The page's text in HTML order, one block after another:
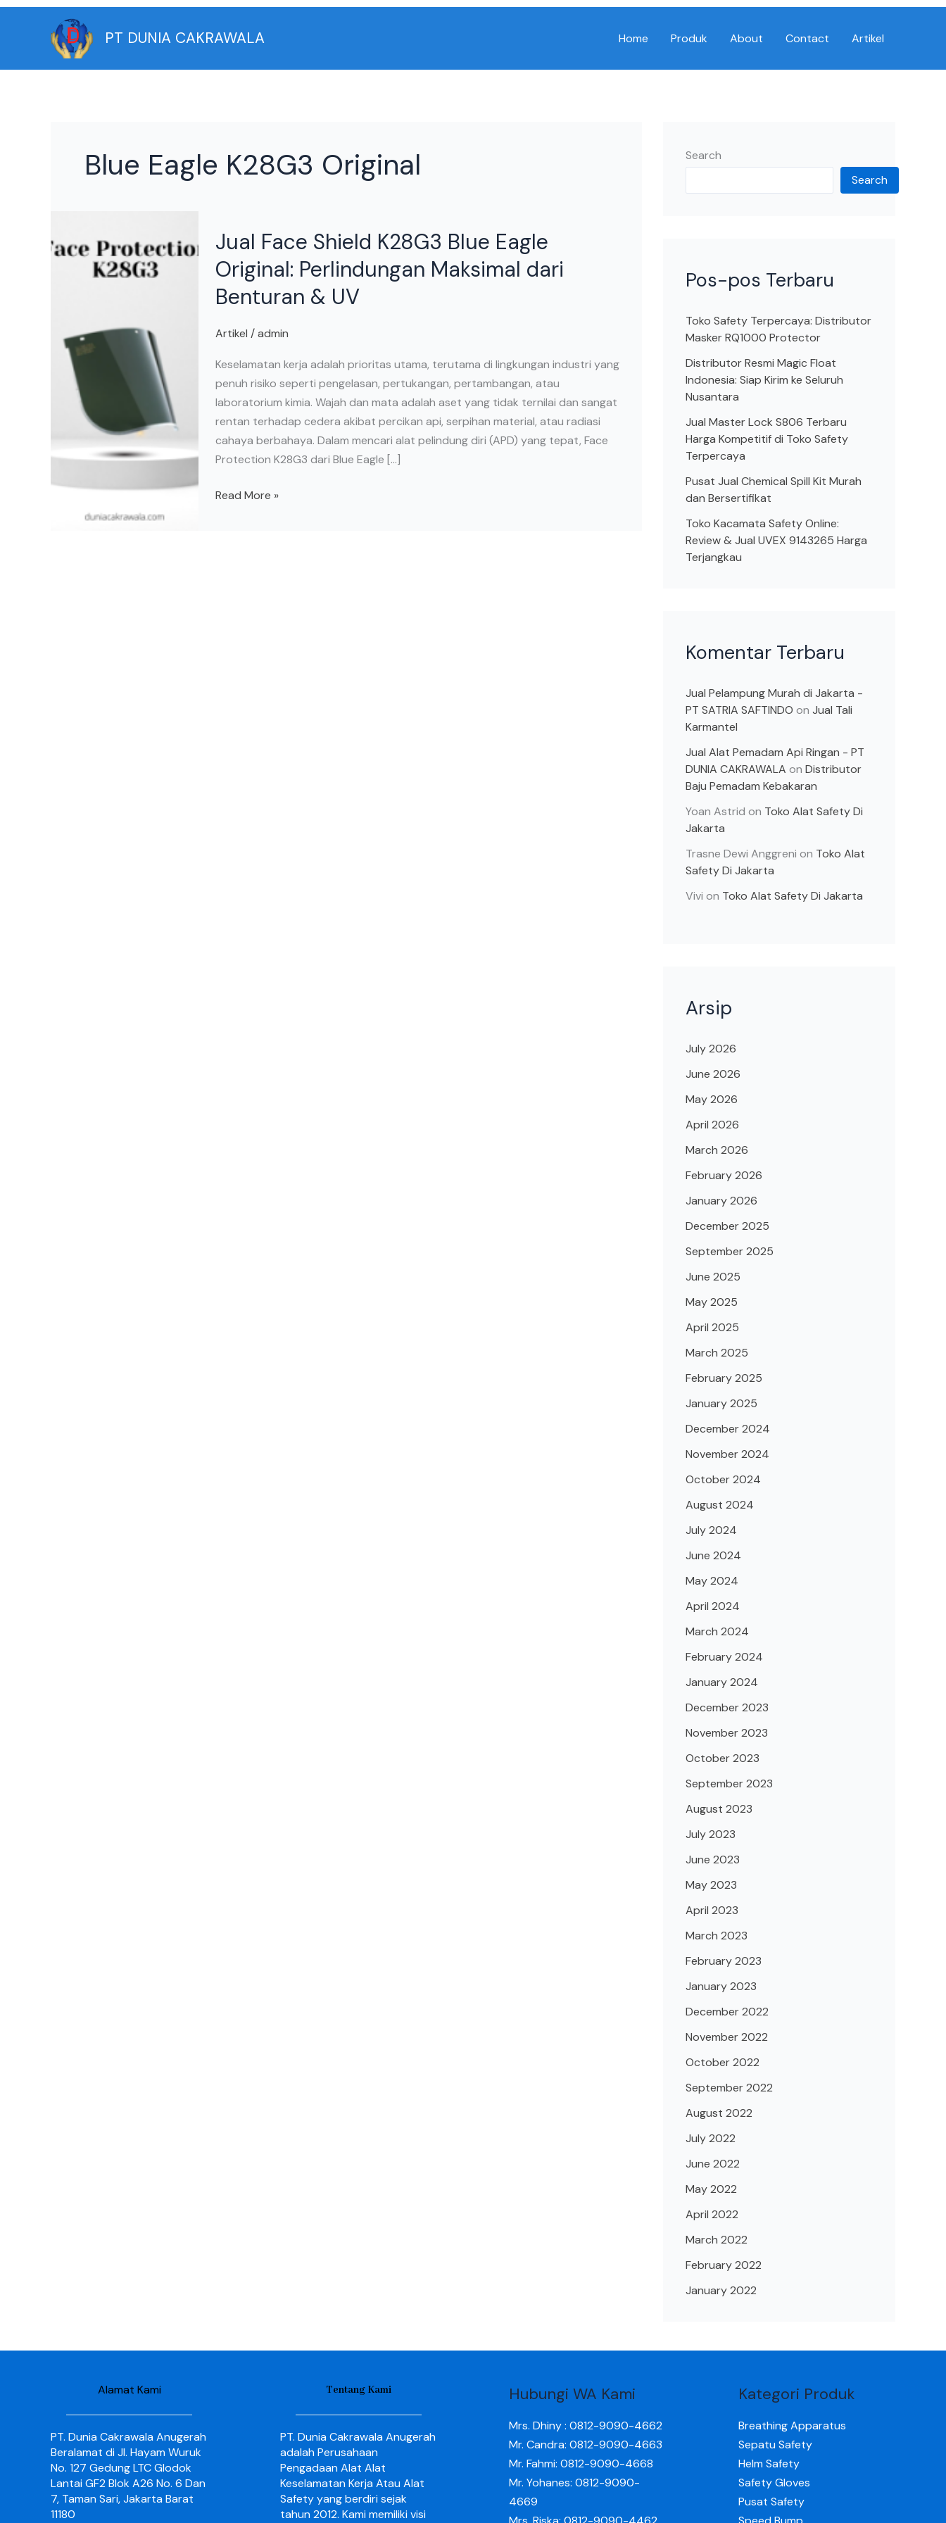
Skip
PT DUNIA CAKRAWALA Home Produk About Contact Artikel
Blue Eagle K28G3 Original
Jual Face Shield K28G3 Blue Eagle
Original: Perlindungan Maksimal dari
Benturan & UV
Artikel /admin
Keselamatan kerja adalah prioritas utama, terutama di lingkungan industri yang
penuh risiko seperti pengelasan, pertukangan, pertambangan, atau
laboratorium kimia. Wajah dan mata adalah aset yang tidak ternilai dan sangat
rentan terhadap cedera akibat percikan api, serpihan material, atau radiasi
cahaya berbahaya. Dalam mencari alat pelindung diri (APD) yang tepat, Face
Protection K28G3 dari Blue Eagle […]
Face
Shield
K28G3
Blue
Original:
Maksimal
dari
Benturan
&
UV
Read More »
Search
Search
Pos-pos Terbaru
Toko Safety Terpercaya: Distributor
Masker RQ1000 Protector
Distributor Resmi Magic Float
Indonesia: Siap Kirim ke Seluruh
Nusantara
Jual Master Lock S806 Terbaru
Harga Kompetitif di Toko Safety
Terpercaya
Pusat Jual Chemical Spill Kit Murah
dan Bersertifikat
Toko Kacamata Safety Online:
Review & Jual UVEX 9143265 Harga
Terjangkau
Komentar Terbaru
Jual Pelampung Murah di Jakarta -
PT SATRIA SAFTINDO on Jual Tali
Karmantel
Jual Alat Pemadam Api Ringan - PT
DUNIA CAKRAWALA on Distributor
Baju Pemadam Kebakaran
Yoan Astrid on Toko Alat Safety Di
Jakarta
Trasne Dewi Anggreni on Toko Alat
Safety Di Jakarta
Vivi on Toko Alat Safety Di Jakarta
Arsip
July 2026
June 2026
May 2026
April 2026
March 2026
February 2026
January 2026
December 2025
September 2025
June 2025
May 2025
April 2025
March 2025
February 2025
January 2025
December 2024
November 2024
October 2024
August 2024
July 2024
June 2024
May 2024
April 2024
March 2024
February 2024
January 2024
December 2023
November 2023
October 2023
September 2023
August 2023
July 2023
June 2023
May 2023
April 2023
March 2023
February 2023
January 2023
December 2022
November 2022
October 2022
September 2022
August 2022
July 2022
June 2022
May 2022
April 2022
March 2022
February 2022
January 2022
Alamat Kami
PT. Dunia Cakrawala Anugerah
Beralamat di Jl. Hayam Wuruk
No. 127 Gedung LTC Glodok
Lantai GF2 Blok A26 No. 6 Dan
7, Taman Sari, Jakarta Barat
11180
Tentang Kami
PT. Dunia Cakrawala Anugerah
adalah Perusahaan
Pengadaan Alat Alat
Keselamatan Kerja Atau Alat
Safety yang berdiri sejak
tahun 2012. Kami memiliki visi
Hubungi WA Kami
Mrs. Dhiny : 0812-9090-4662
Mr. Candra: 0812-9090-4663
Mr. Fahmi: 0812-9090-4668
Mr. Yohanes: 0812-9090-
4669
Kategori Produk
Breathing Apparatus
Sepatu Safety
Helm Safety
Safety Gloves
Pusat Safety